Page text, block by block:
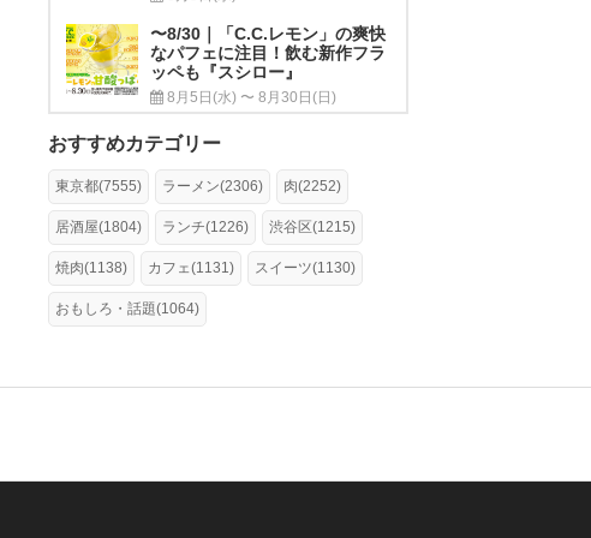
〜8/30｜「C.C.レモン」の爽快
なパフェに注目！飲む新作フラ
ッペも『スシロー』
8月5日(水) 〜 8月30日(日)
おすすめカテゴリー
東京都(7555) ラーメン(2306) 肉(2252)
居酒屋(1804) ランチ(1226) 渋谷区(1215)
焼肉(1138) カフェ(1131) スイーツ(1130)
おもしろ・話題(1064)